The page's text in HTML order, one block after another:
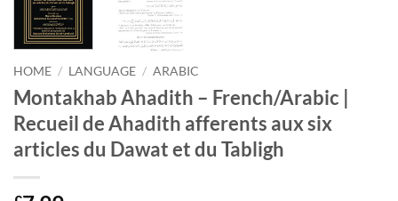
HOME / LANGUAGE / ARABIC
Montakhab Ahadith – French/Arabic |
Recueil de Ahadith afferents aux six
articles du Dawat et du Tabligh